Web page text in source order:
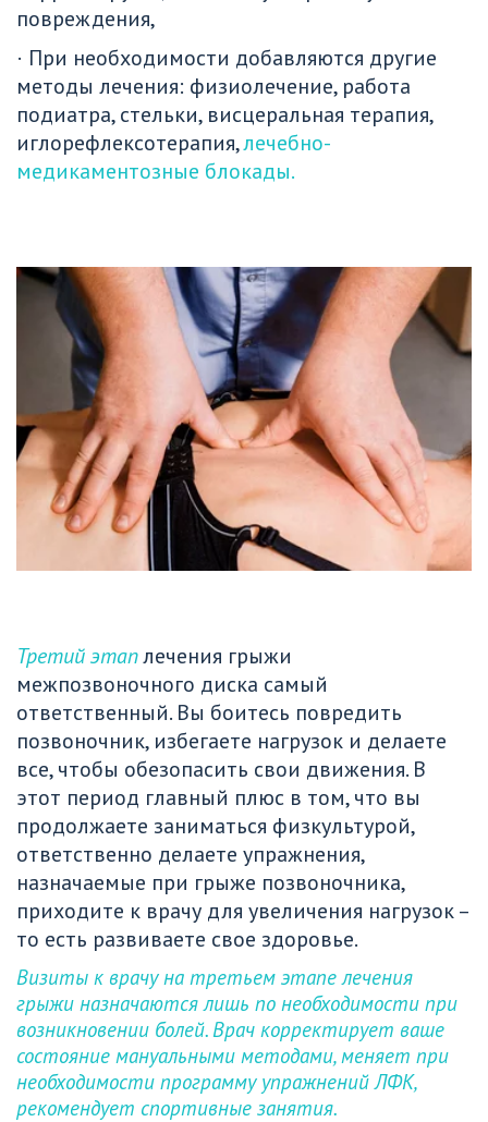
повреждения,
· При необходимости добавляются другие
методы лечения: физиолечение, работа
подиатра, стельки, висцеральная терапия,
иглорефлексотерапия, лечебно-
медикаментозные блокады.
Третий этаплечения грыжи
межпозвоночного диска самый
ответственный. Вы боитесь повредить
позвоночник, избегаете нагрузок и делаете
все, чтобы обезопасить свои движения. В
этот период главный плюс в том, что вы
продолжаете заниматься физкультурой,
ответственно делаете упражнения,
назначаемые при грыже позвоночника,
приходите к врачу для увеличения нагрузок –
то есть развиваете свое здоровье.
Визиты к врачу на третьем этапе лечения
грыжи назначаются лишь по необходимости при
возникновении болей. Врач корректирует ваше
состояние мануальными методами, меняет при
необходимости программу упражнений ЛФК,
рекомендует спортивные занятия.